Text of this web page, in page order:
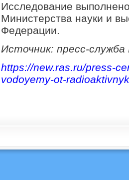
Исследование
Министерства науки и
Федерации.
Источник: пресс-
https://new.ras.ru/press-
vodoyemy-ot-